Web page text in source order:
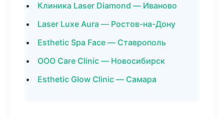
Клиника Laser Diamond — Иваново
Laser Luxe Aura — Ростов-на-Дону
Esthetic Spa Face — Ставрополь
ООО Care Clinic — Новосибирск
Esthetic Glow Clinic — Самара